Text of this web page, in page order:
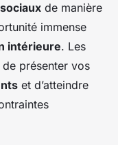
de manière
immense
intérieure. Les
présenter vos
et d’atteindre